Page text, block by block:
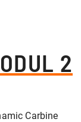
2
Carbine